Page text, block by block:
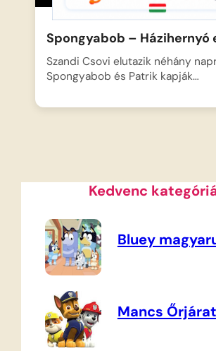
Spongyabob – Házihernyó
Szandi Csovi elutazik néhány
Spongyabob és Patrik kapják…
Kedvenc
Bluey
Mancs Őrjárat